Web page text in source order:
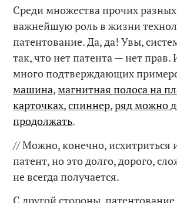
Среди множества прочих
важнейшую роль в жизни
патентование. Да, да! Увы,
так, что нет патента — нет прав.
много подтверждающих
машина,магнитная полоса на
карточках,спиннер,ряд можно
продолжать.
// Можно, конечно, исхитриться
патент, но это долго, дорого,
не всегда получается.